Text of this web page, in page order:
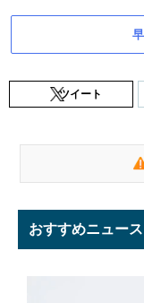
ツイート
おすすめニュース